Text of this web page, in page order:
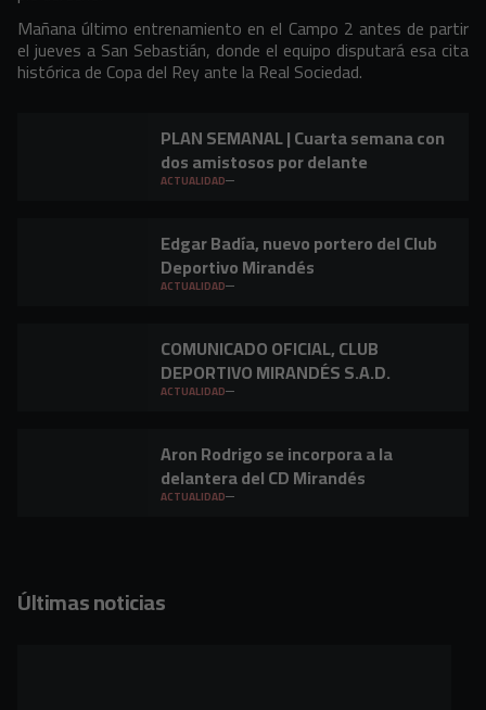
Mañana último entrenamiento en el Campo 2 antes de partir
el jueves a San Sebastián, donde el equipo disputará esa cita
histórica de Copa del Rey ante la Real Sociedad.
PLAN SEMANAL | Cuarta semana con
dos amistosos por delante
ACTUALIDAD
Edgar Badía, nuevo portero del Club
Deportivo Mirandés
ACTUALIDAD
COMUNICADO OFICIAL, CLUB
DEPORTIVO MIRANDÉS S.A.D.
ACTUALIDAD
Aron Rodrigo se incorpora a la
delantera del CD Mirandés
ACTUALIDAD
Últimas noticias